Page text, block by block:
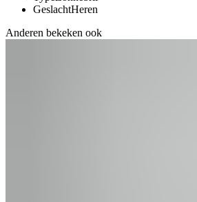
GeslachtHeren
Anderen bekeken ook